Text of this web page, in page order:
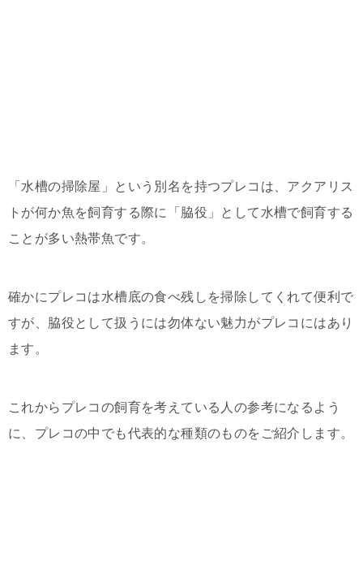
「水槽の掃除屋」という別名を持つプレコは、アクアリス
トが何か魚を飼育する際に「脇役」として水槽で飼育する
ことが多い熱帯魚です。
確かにプレコは水槽底の食べ残しを掃除してくれて便利で
すが、脇役として扱うには勿体ない魅力がプレコにはあり
ます。
これからプレコの飼育を考えている人の参考になるよう
に、プレコの中でも代表的な種類のものをご紹介します。